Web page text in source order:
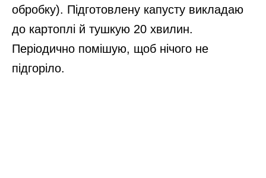
обробку). Підготовлену капусту викладаю
до картоплі й тушкую 20 хвилин.
Періодично помішую, щоб нічого не
підгоріло.